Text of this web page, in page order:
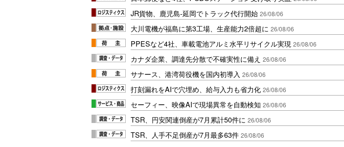
JR貨物、鹿児島-延岡でトラック代行開始 26/08/06
大川電機が福島に第3工場、生産能力2倍超に 26/08/06
PPESなど4社、車載電池アルミ水平リサイクル実現 26/08/06
カナダ企業、調達先分散で不確実性に備え 26/08/06
サナース、港湾荷役機を国内初導入 26/08/06
打刻漏れをAIで穴埋め、給与入力も省力化 26/08/06
セーフィー、映像AIで現場異常を自動検知 26/08/06
TSR、円安関連倒産が7月累計50件に 26/08/06
TSR、人手不足倒産が7月最多63件 26/08/06